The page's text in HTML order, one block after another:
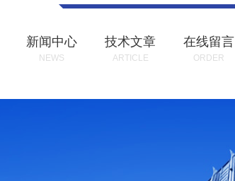
新闻中心
NEWS
技术文章
ARTICLE
在线留言
ORDER